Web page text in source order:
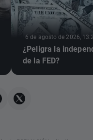
6 de agosto de 2026,
¿Peligra la
de la FED?